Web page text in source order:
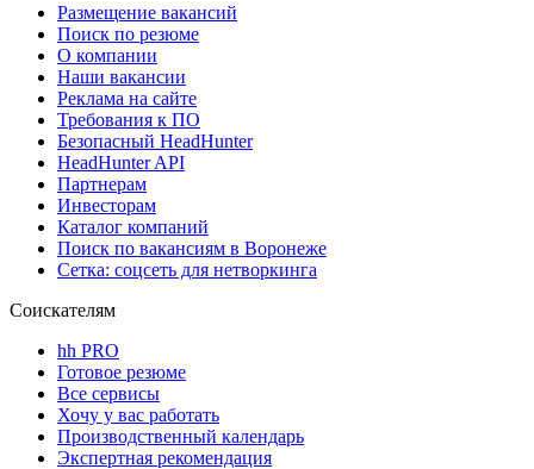
Размещение вакансий
Поиск по резюме
О компании
Наши вакансии
Реклама на сайте
Требования к ПО
Безопасный HeadHunter
HeadHunter API
Партнерам
Инвесторам
Каталог компаний
Поиск по вакансиям в Воронеже
Сетка: соцсеть для нетворкинга
Соискателям
hh PRO
Готовое резюме
Все сервисы
Хочу у вас работать
Производственный календарь
Экспертная рекомендация